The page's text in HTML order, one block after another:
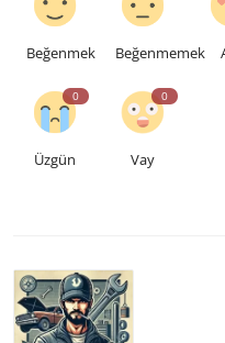
Beğenmek Beğenmemek
0
Üzgün
0
Vay